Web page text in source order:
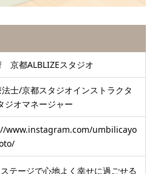
京都ALBLIZEスタジオ
士/京都スタジオインストラクタ
ジオマネージャー
www.instagram.com/umbilicayo
テージで心地よく幸せに過ごせる